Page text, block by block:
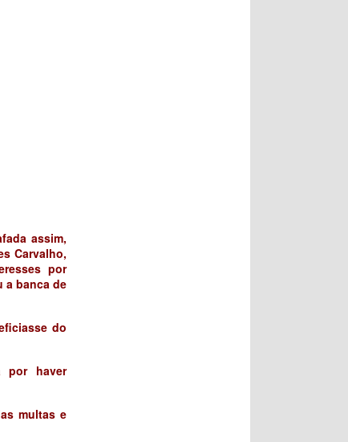
assim,
Carvalho,
por
a banca de
do
por haver
multas e